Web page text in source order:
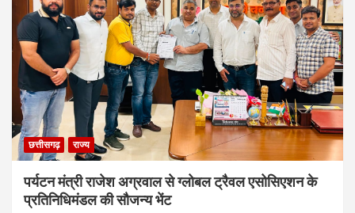
छत्तीसगढ़ राज्य
पर्यटन मंत्री राजेश अग्रवाल से ग्लोबल ट्रैवल एसोसिएशन के
प्रतिनिधिमंडल की सौजन्य भेंट